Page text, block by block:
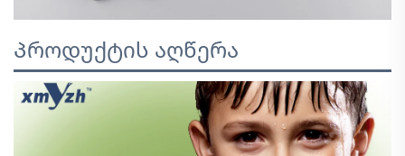
Პროდუქტის აღწერა